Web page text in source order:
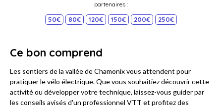
partenaires :
50€ 80€ 120€ 150€ 200€ 250€
Ce bon comprend
Les sentiers de la vallée de Chamonix vous attendent pour
pratiquer le vélo électrique. Que vous souhaitiez découvrir cette
activité ou développer votre technique, laissez-vous guider par
les conseils avisés d'un professionnel VTT et profitez des